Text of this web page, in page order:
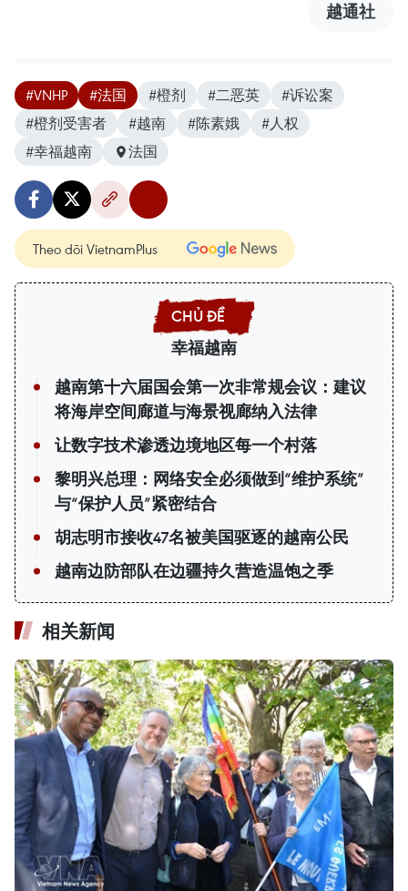
越通社
#VNHP #法国 #橙剂 #二恶英
#诉讼案
#橙剂受害者
#越南 #陈素娥
#人权
#幸福越南
法国
Theo dõi VietnamPlus
幸福越南
越南第十六届国会第一次非常规会议：建议
将海岸空间廊道与海景视廊纳入法律
让数字技术渗透边境地区每一个村落
黎明兴总理：网络安全必须做到“维护系统”
与“保护人员”紧密结合
胡志明市接收47名被美国驱逐的越南公民
越南边防部队在边疆持久营造温饱之季
相关新闻